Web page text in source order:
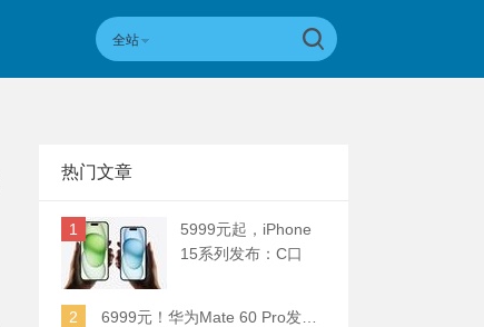
全站
热门文章
1
5999元起，iPhone
15系列发布：C口
2
6999元！华为Mate 60 Pro发布：麒麟9000S+卫星通话 (附初步跑分)